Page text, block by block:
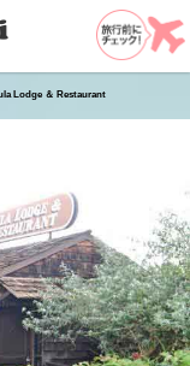
Lodge ＆ Restaurant